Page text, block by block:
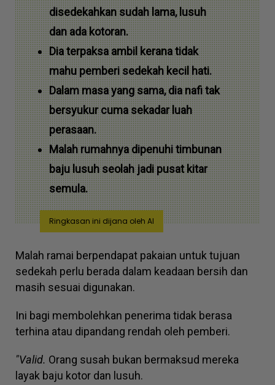
disedekahkan sudah lama, lusuh
dan ada kotoran.
Dia terpaksa ambil kerana tidak
mahu pemberi sedekah kecil hati.
Dalam masa yang sama, dia nafi tak
bersyukur cuma sekadar luah
perasaan.
Malah rumahnya dipenuhi timbunan
baju lusuh seolah jadi pusat kitar
semula.
Ringkasan ini dijana oleh AI
Malah ramai berpendapat pakaian untuk tujuan
sedekah perlu berada dalam keadaan bersih dan
masih sesuai digunakan.
Ini bagi membolehkan penerima tidak berasa
terhina atau dipandang rendah oleh pemberi.
"Valid. Orang susah bukan bermaksud mereka
layak baju kotor dan lusuh.